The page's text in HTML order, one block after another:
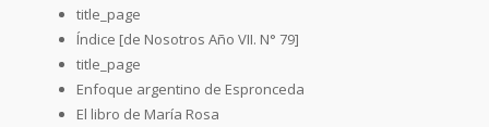
title_page
Índice [de Nosotros Año VII. N° 79]
title_page
Enfoque argentino de Espronceda
El libro de María Rosa